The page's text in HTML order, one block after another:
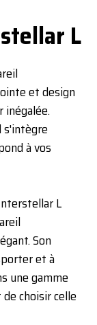
L
et design
s'intègre
à vos
L
Son
et à
une gamme
choisir celle